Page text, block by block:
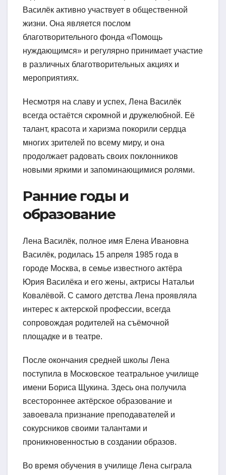
Василёк активно участвует в общественной
жизни. Она является послом
благотворительного фонда «Помощь
нуждающимся» и регулярно принимает участие
в различных благотворительных акциях и
мероприятиях.
Несмотря на славу и успех, Лена Василёк
всегда остаётся скромной и дружелюбной. Её
талант, красота и харизма покорили сердца
многих зрителей по всему миру, и она
продолжает радовать своих поклонников
новыми яркими и запоминающимися ролями.
Ранние годы и
образование
Лена Василёк, полное имя Елена Ивановна
Василёк, родилась 15 апреля 1985 года в
городе Москва, в семье известного актёра
Юрия Василёка и его жены, актрисы Натальи
Ковалёвой. С самого детства Лена проявляла
интерес к актерской профессии, всегда
сопровождая родителей на съёмочной
площадке и в театре.
После окончания средней школы Лена
поступила в Московское театральное училище
имени Бориса Щукина. Здесь она получила
всестороннее актёрское образование и
завоевала признание преподавателей и
сокурсников своими талантами и
проникновенностью в создании образов.
Во время обучения в училище Лена сыграла